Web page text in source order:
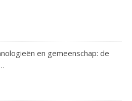
en gemeenschap: de